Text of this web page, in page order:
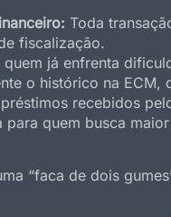
Toda
fiscalização.
quem já enfrenta
o histórico na
recebidos
para quem busca
“faca de dois